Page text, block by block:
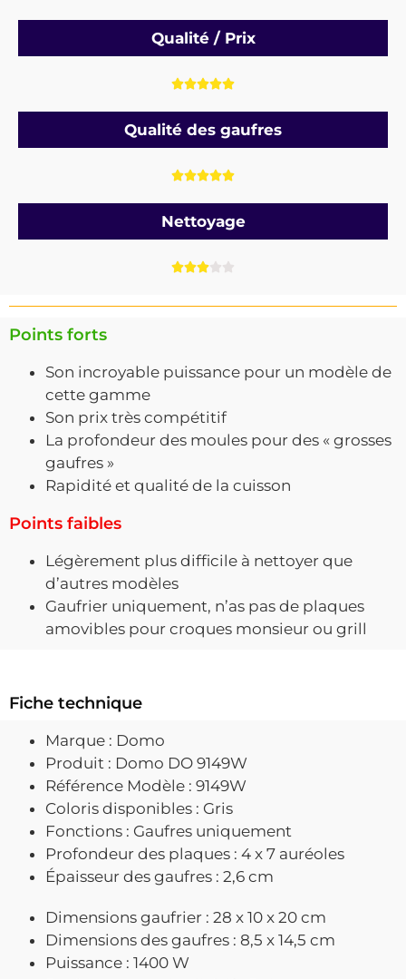
Qualité / Prix

Qualité des gaufres

Nettoyage

Points forts
Son incroyable puissance pour un modèle de
cette gamme
Son prix très compétitif
La profondeur des moules pour des « grosses
gaufres »
Rapidité et qualité de la cuisson
Points faibles
Légèrement plus difficile à nettoyer que
d’autres modèles
Gaufrier uniquement, n’as pas de plaques
amovibles pour croques monsieur ou grill
Fiche technique
Marque : Domo
Produit : Domo DO 9149W
Référence Modèle : 9149W
Coloris disponibles : Gris
Fonctions : Gaufres uniquement
Profondeur des plaques : 4 x 7 auréoles
Épaisseur des gaufres : 2,6 cm
Dimensions gaufrier : 28 x 10 x 20 cm
Dimensions des gaufres : 8,5 x 14,5 cm
Puissance : 1400 W